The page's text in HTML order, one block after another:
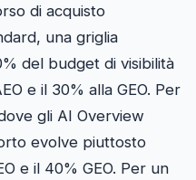
di acquisto
una griglia
del budget di visibilità
e il 30% alla GEO. Per
gli AI Overview
evolve piuttosto
e il 40% GEO. Per un